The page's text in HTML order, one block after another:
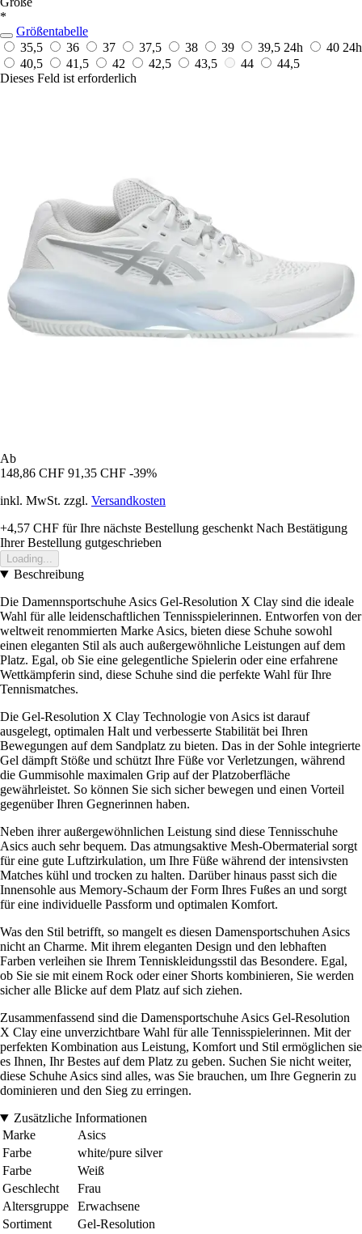
*
Größentabelle
35,5
36 37 37,5 38 39 39,5 24h 40 24h
40,5
41,5 42 42,5 43,5 44
44,5
Dieses Feld ist erforderlich
Ab
148,86 CHF 91,35 CHF -39%
inkl. MwSt. zzgl. Versandkosten
+4,57 CHF für Ihre nächste Bestellung geschenkt Nach Bestätigung
Ihrer Bestellung gutgeschrieben
Loading...
Beschreibung
Die Damennsportschuhe Asics Gel-Resolution X Clay sind die ideale
Wahl für alle leidenschaftlichen Tennisspielerinnen. Entworfen von der
weltweit renommierten Marke Asics, bieten diese Schuhe sowohl
einen eleganten Stil als auch außergewöhnliche Leistungen auf dem
Platz. Egal, ob Sie eine gelegentliche Spielerin oder eine erfahrene
Wettkämpferin sind, diese Schuhe sind die perfekte Wahl für Ihre
Tennismatches.
Die Gel-Resolution X Clay Technologie von Asics ist darauf
ausgelegt, optimalen Halt und verbesserte Stabilität bei Ihren
Bewegungen auf dem Sandplatz zu bieten. Das in der Sohle integrierte
Gel dämpft Stöße und schützt Ihre Füße vor Verletzungen, während
die Gummisohle maximalen Grip auf der Platzoberfläche
gewährleistet. So können Sie sich sicher bewegen und einen Vorteil
gegenüber Ihren Gegnerinnen haben.
Neben ihrer außergewöhnlichen Leistung sind diese Tennisschuhe
Asics auch sehr bequem. Das atmungsaktive Mesh-Obermaterial sorgt
für eine gute Luftzirkulation, um Ihre Füße während der intensivsten
Matches kühl und trocken zu halten. Darüber hinaus passt sich die
Innensohle aus Memory-Schaum der Form Ihres Fußes an und sorgt
für eine individuelle Passform und optimalen Komfort.
Was den Stil betrifft, so mangelt es diesen Damensportschuhen Asics
nicht an Charme. Mit ihrem eleganten Design und den lebhaften
Farben verleihen sie Ihrem Tenniskleidungsstil das Besondere. Egal,
ob Sie sie mit einem Rock oder einer Shorts kombinieren, Sie werden
sicher alle Blicke auf dem Platz auf sich ziehen.
Zusammenfassend sind die Damensportschuhe Asics Gel-Resolution
X Clay eine unverzichtbare Wahl für alle Tennisspielerinnen. Mit der
perfekten Kombination aus Leistung, Komfort und Stil ermöglichen sie
es Ihnen, Ihr Bestes auf dem Platz zu geben. Suchen Sie nicht weiter,
diese Schuhe Asics sind alles, was Sie brauchen, um Ihre Gegnerin zu
dominieren und den Sieg zu erringen.
Zusätzliche Informationen
Marke
Asics
Farbe
white/pure silver
Farbe
Weiß
Geschlecht
Frau
Altersgruppe
Erwachsene
Sortiment
Gel-Resolution